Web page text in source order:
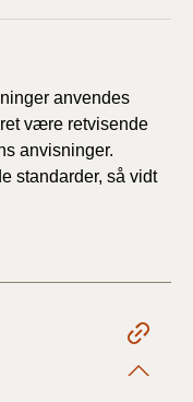
anvendes
være retvisende
anvisninger.
standarder, så vidt